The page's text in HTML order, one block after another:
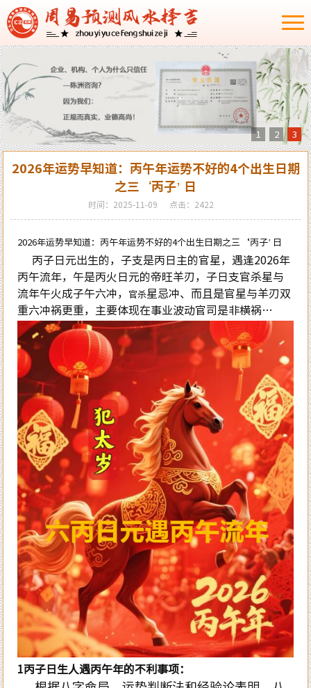
1 2 3
2026年运势早知道：丙午年运势不好的4个出生日期
之三‘丙子’ 日
时间：2025-11-09 点击：2422
2026年运势早知道：丙午年运势不好的4个出生日期之三‘丙子’ 日
丙子日元出生的，子支是丙日主的官星，遇逢2026年
丙午流年，午是丙火日元的帝旺羊刃，子日支官杀星与
流年午火成子午六冲， 官杀星忌冲、而且是官星与羊刃双
重六冲祸更重，主要体现在事业波动官司是非横祸…
1丙子日生人遇丙午年的不利事项：